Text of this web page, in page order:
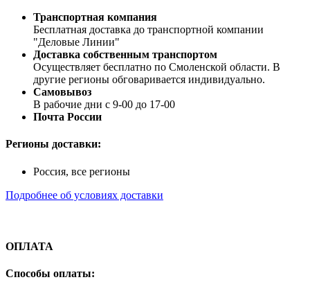
Транспортная компания
Бесплатная доставка до транспортной компании
"Деловые Линии"
Доставка собственным транспортом
Осуществляет бесплатно по Смоленской области. В
другие регионы обговаривается индивидуально.
Самовывоз
В рабочие дни с 9-00 до 17-00
Почта России
Регионы доставки:
Россия, все регионы
Подробнее об условиях доставки
ОПЛАТА
Способы оплаты: